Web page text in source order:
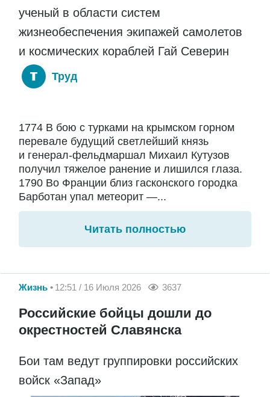
ученый в области систем
жизнеобеспечения экипажей самолетов
и космических кораблей Гай Северин
Труд
1774 В бою с турками на крымском горном
перевале будущий светлейший князь
и генерал-фельдмаршал Михаил Кутузов
получил тяжелое ранение и лишился глаза.
1790 Во Франции близ гасконского городка
Барботан упал метеорит —...
Читать полностью
Жизнь 12:51 / 16 Июля 2026 3637
Российские бойцы дошли до
окрестностей Славянска
Бои там ведут группировки российских
войск «Запад»